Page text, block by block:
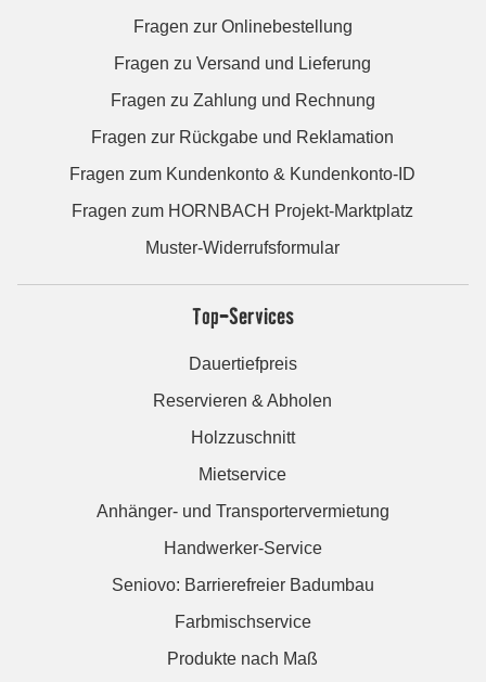
Fragen zur Onlinebestellung
Fragen zu Versand und Lieferung
Fragen zu Zahlung und Rechnung
Fragen zur Rückgabe und Reklamation
Fragen zum Kundenkonto & Kundenkonto-ID
Fragen zum HORNBACH Projekt-Marktplatz
Muster-Widerrufsformular
Top-Services
Dauertiefpreis
Reservieren & Abholen
Holzzuschnitt
Mietservice
Anhänger- und Transportervermietung
Handwerker-Service
Seniovo: Barrierefreier Badumbau
Farbmischservice
Produkte nach Maß